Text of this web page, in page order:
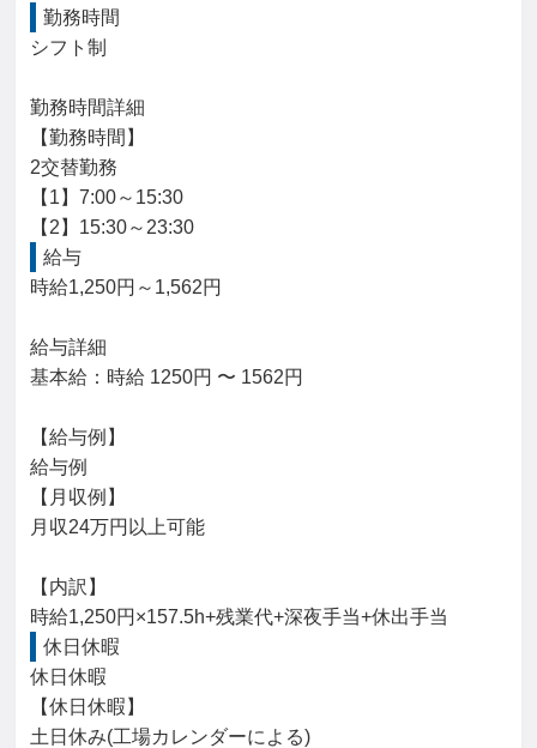
勤務時間
シフト制
勤務時間詳細
【勤務時間】
2交替勤務
【1】7:00～15:30
【2】15:30～23:30
給与
時給1,250円～1,562円
給与詳細
基本給：時給 1250円 〜 1562円
【給与例】
給与例
【月収例】
月収24万円以上可能
【内訳】
時給1,250円×157.5h+残業代+深夜手当+休出手当
休日休暇
休日休暇
【休日休暇】
土日休み(工場カレンダーによる)